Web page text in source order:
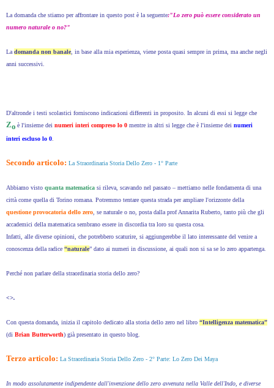
La domanda che stiamo per affrontare in questo post è la seguente:"Lo zero può essere considerato un
numero naturale o no?"
La domanda non banale , in base alla mia esperienza, viene posta quasi sempre in prima, ma anche negli
anni successivi.
D'altronde i testi scolastici forniscono indicazioni differenti in proposito. In alcuni di essi si legge che
Zo è l'insieme dei numeri interi compreso lo 0 mentre in altri si legge che è l'insieme dei numeri
interi escluso lo 0
Secondo articolo: La Straordinaria Storia Dello Zero - 1° Parte
Abbiamo visto quanta matematica si rileva, scavando nel passato – mettiamo nelle fondamenta di una
città come quella di Torino romana. Potremmo tentare questa strada per ampliare l'orizzonte della
questione provocatoria dello zero , se naturale o no, posta dalla prof Annarita Ruberto, tanto più che gli
accademici della matematica sembrano essere in discordia tra loro su questa cosa.
Infatti, alle diverse opinioni, che potrebbero scaturire, si aggiungerebbe il lato interessante del venire a
conoscenza della radice “naturale” dato ai numeri in discussione, ai quali non si sa se lo zero appartenga.
Perché non parlare della straordinaria storia dello zero?
<>.
Con questa domanda, inizia il capitolo dedicato alla storia dello zero nel libro “Intelligenza matematica”
(di Brian Butterworth) già presentato in questo blog.
Terzo articolo: La Straordinaria Storia Dello Zero - 2° Parte: Lo Zero Dei Maya
In modo assolutamente indipendente dall'invenzione dello zero avvenuta nella Valle dell'Indo, e diverse